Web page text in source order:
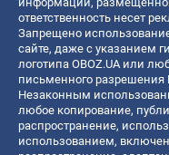
ответственность несет
Запрещено
сайте, даже с указанием
логотипа OBOZ.UA или
письменного
Незаконным
любое копирование,
распространение,
использованием,